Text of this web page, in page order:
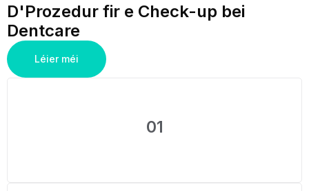
D'Prozedur fir e Check-up bei
Dentcare
Léier méi
01